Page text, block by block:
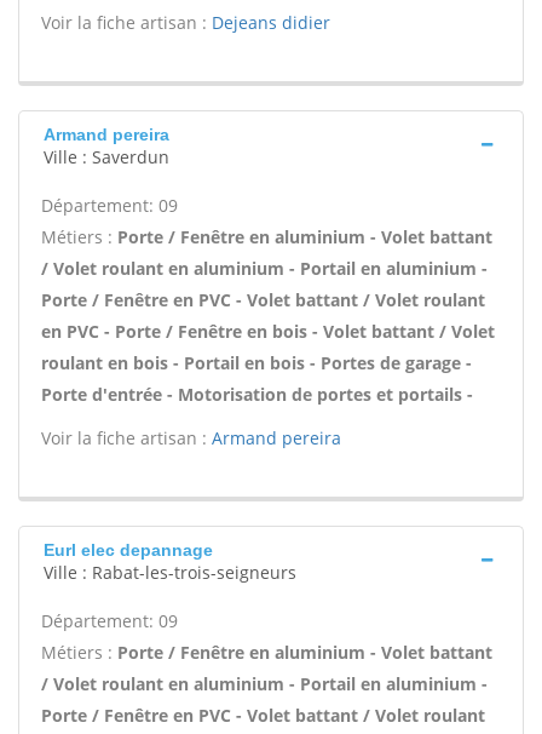
Voir la fiche artisan : Dejeans didier
Armand pereira
Ville : Saverdun
Département: 09
Métiers : Porte / Fenêtre en aluminium - Volet battant
/ Volet roulant en aluminium - Portail en aluminium -
Porte / Fenêtre en PVC - Volet battant / Volet roulant
en PVC - Porte / Fenêtre en bois - Volet battant / Volet
roulant en bois - Portail en bois - Portes de garage -
Porte d'entrée - Motorisation de portes et portails -
Voir la fiche artisan : Armand pereira
Eurl elec depannage
Ville : Rabat-les-trois-seigneurs
Département: 09
Métiers : Porte / Fenêtre en aluminium - Volet battant
/ Volet roulant en aluminium - Portail en aluminium -
Porte / Fenêtre en PVC - Volet battant / Volet roulant